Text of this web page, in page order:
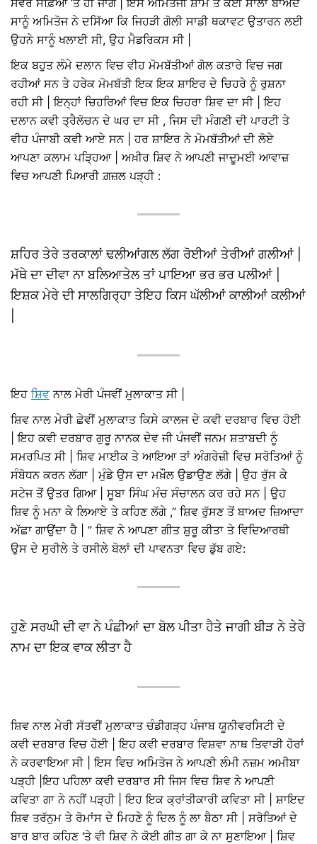
ਸਾਨੂੰ ਅਮਿਤੋਜ ਨੇ ਦਸਿੱਆ ਕਿ ਜਿਹੜੀ ਗੋਲੀ ਸਾਡੀ ਥਕਾਵਟ ਉਤਾਰਨ ਲਈ
ਉਹਨੇ ਸਾਨੂੰ ਖਲਾਈ ਸੀ, ਉਹ ਮੈਡਰਿਕਸ ਸੀ |
ਇਕ ਬਹੁਤ ਲੰਮੇ ਦਲਾਨ ਵਿਚ ਵੀਹ ਮੋਮਬੱਤੀਆਂ ਗੋਲ ਕਤਾਰੇ ਵਿਚ ਜਗ
ਰਹੀਆਂ ਸਨ ਤੇ ਹਰੇਕ ਮੋਮਬੱਤੀ ਇਕ ਇਕ ਸ਼ਾਇਰ ਦੇ ਚਿਹਰੇ ਨੂੰ ਰੁਸ਼ਨਾ
ਰਹੀ ਸੀ | ਇਨ੍ਹਾਂ ਚਿਹਰਿਆਂ ਵਿਚ ਇਕ ਚਿਹਰਾ ਸ਼ਿਵ ਦਾ ਸੀ | ਇਹ
ਦਲਾਨ ਕਵੀ ਤ੍ਰੈਲੋਚਨ ਦੇ ਘਰ ਦਾ ਸੀ , ਜਿਸ ਦੀ ਮੰਗਣੀ ਦੀ ਪਾਰਟੀ ਤੇ
ਵੀਹ ਪੰਜਾਬੀ ਕਵੀ ਆਏ ਸਨ | ਹਰ ਸ਼ਾਇਰ ਨੇ ਮੋਮਬੱਤੀਆਂ ਦੀ ਲੋਏ
ਆਪਣਾ ਕਲਾਮ ਪੜ੍ਹਿਆ | ਅਖ਼ੀਰ ਸ਼ਿਵ ਨੇ ਆਪਣੀ ਜਾਦੂਮਈ ਆਵਾਜ਼
ਵਿਚ ਆਪਣੀ ਪਿਆਰੀ ਗ਼ਜ਼ਲ ਪੜ੍ਹੀ :
ਸ਼ਹਿਰ ਤੇਰੇ ਤਰਕਾਲਾਂ ਢਲੀਆਂਗਲ ਲੱਗ ਰੋਈਆਂ ਤੇਰੀਆਂ ਗਲੀਆਂ |
ਮੱਥੇ ਦਾ ਦੀਵਾ ਨਾ ਬਲਿਆਤੇਲ ਤਾਂ ਪਾਇਆ ਭਰ ਭਰ ਪਲੀਆਂ |
ਇਸ਼ਕ ਮੇਰੇ ਦੀ ਸਾਲਗਿਰ੍ਹਾ ਤੇਇਹ ਕਿਸ ਘੱਲੀਆਂ ਕਾਲੀਆਂ ਕਲੀਆਂ
ਇਹ ਸ਼ਿਵਨਾਲ ਮੇਰੀ ਪੰਜਵੀਂ ਮੁਲਾਕਾਤ ਸੀ |
ਸ਼ਿਵ ਨਾਲ ਮੇਰੀ ਛੇਵੀਂ ਮੁਲਾਕਾਤ ਕਿਸੇ ਕਾਲਜ ਦੇ ਕਵੀ ਦਰਬਾਰ ਵਿਚ ਹੋਈ
| ਇਹ ਕਵੀ ਦਰਬਾਰ ਗੁਰੂ ਨਾਨਕ ਦੇਵ ਜੀ ਪੰਜਵੀਂ ਜਨਮ ਸ਼ਤਾਬਦੀ ਨੂੰ
ਸਮਰਪਿਤ ਸੀ | ਸ਼ਿਵ ਮਾਈਕ ਤੇ ਆਇਆ ਤਾਂ ਅੰਗਰੇਜ਼ੀ ਵਿਚ ਸਰੋਤਿਆਂ ਨੂੰ
ਸੰਬੋਧਨ ਕਰਨ ਲੱਗਾ | ਮੁੰਡੇ ਉਸ ਦਾ ਮਖ਼ੌਲ ਉਡਾਉਣ ਲੱਗੇ | ਉਹ ਰੁੱਸ ਕੇ
ਸਟੇਜ ਤੋਂ ਉਤਰ ਗਿਆ | ਸੂਬਾ ਸਿੰਘ ਮੰਚ ਸੰਚਾਲਨ ਕਰ ਰਹੇ ਸਨ | ਉਹ
ਸ਼ਿਵ ਨੂੰ ਮਨਾ ਕੇ ਲਿਆਏ ਤੇ ਕਹਿਣ ਲੱਗੇ ,” ਸ਼ਿਵ ਰੁੱਸਣ ਤੋਂ ਬਾਅਦ ਜ਼ਿਆਦਾ
ਅੱਛਾ ਗਾਉਂਦਾ ਹੈ | ” ਸ਼ਿਵ ਨੇ ਆਪਣਾ ਗੀਤ ਸ਼ੁਰੂ ਕੀਤਾ ਤੇ ਵਿਦਿਆਰਥੀ
ਉਸ ਦੇ ਸੁਰੀਲੇ ਤੇ ਰਸੀਲੇ ਬੋਲਾਂ ਦੀ ਪਾਵਨਤਾ ਵਿਚ ਡੁੱਬ ਗਏ:
ਹੁਣੇ ਸਰਘੀ ਦੀ ਵਾ ਨੇ ਪੰਛੀਆਂ ਦਾ ਬੋਲ ਪੀਤਾ ਹੈਤੇ ਜਾਗੀ ਬੀੜ ਨੇ ਤੇਰੇ
ਨਾਮ ਦਾ ਇਕ ਵਾਕ ਲੀਤਾ ਹੈ
ਸ਼ਿਵ ਨਾਲ ਮੇਰੀ ਸੱਤਵੀਂ ਮੁਲਾਕਾਤ ਚੰਡੀਗੜ੍ਹ ਪੰਜਾਬ ਯੂਨੀਵਰਸਿਟੀ ਦੇ
ਕਵੀ ਦਰਬਾਰ ਵਿਚ ਹੋਈ | ਇਹ ਕਵੀ ਦਰਬਾਰ ਵਿਸ਼ਵਾ ਨਾਥ ਤਿਵਾੜੀ ਹੋਰਾਂ
ਨੇ ਕਰਵਾਇਆ ਸੀ | ਇਸ ਵਿਚ ਅਮਿਤੋਜ ਨੇ ਆਪਣੀ ਲੰਮੀ ਨਜ਼ਮ ਅਮੀਬਾ
ਪੜ੍ਹੀ |ਇਹ ਪਹਿਲਾ ਕਵੀ ਦਰਬਾਰ ਸੀ ਜਿਸ ਵਿਚ ਸ਼ਿਵ ਨੇ ਆਪਣੀ
ਕਵਿਤਾ ਗਾ ਨੇ ਨਹੀਂ ਪੜ੍ਹੀ | ਇਹ ਇਕ ਕ੍ਰਾਂਤੀਕਾਰੀ ਕਵਿਤਾ ਸੀ | ਸ਼ਾਇਦ
ਸ਼ਿਵ ਤਰੱਨੁਮ ਤੇ ਰੋਮਾਂਸ ਦੇ ਮਿਹਣੇ ਨੂੰ ਦਿਲ ਨੂੰ ਲਾ ਬੈਠਾ ਸੀ | ਸਰੋਤਿਆਂ ਦੇ
ਬਾਰ ਬਾਰ ਕਹਿਣ ‘ਤੇ ਵੀ ਸ਼ਿਵ ਨੇ ਕੋਈ ਗੀਤ ਗਾ ਕੇ ਨਾ ਸੁਣਾਇਆ | ਸ਼ਿਵ